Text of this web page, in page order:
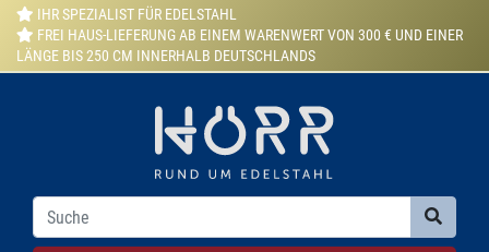
IHR SPEZIALIST FÜR EDELSTAHL
FREI HAUS-LIEFERUNG AB EINEM WARENWERT VON 300 € UND EINER
LÄNGE BIS 250 CM INNERHALB DEUTSCHLANDS